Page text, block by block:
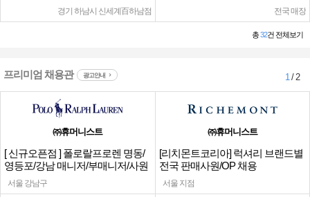
경기 하남시 신세계百하남점 전국 매장
총32건 전체보기
프리미엄 채용관 광고안내 1/ 2
㈜휴머니스트
[ 신규오픈점 ] 폴로랄프로렌 명동/
영등포/강남 매니저/부매니저/사원
서울 강남구
㈜휴머니스트
[리치몬트코리아] 럭셔리 브랜드별
전국 판매사원/OP 채용
서울 지점